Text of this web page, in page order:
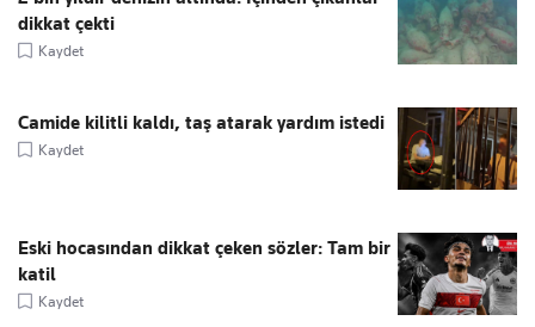
dikkat çekti
Kaydet
Camide kilitli kaldı, taş atarak yardım istedi
Kaydet
Eski hocasından dikkat çeken sözler: Tam bir
katil
Kaydet